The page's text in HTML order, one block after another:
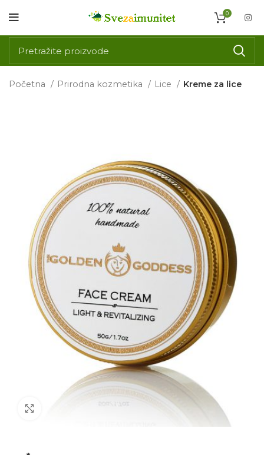
0
Početna Prirodna kozmetika Lice Kreme za lice